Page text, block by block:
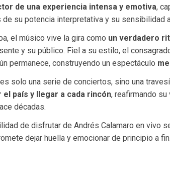
de una experiencia intensa y emotiva,
de su potencia interpretativa y su sensibilidad
el músico vive la gira como un verdadero
y su público. Fiel a su estilo, el
permanece, construyendo un espectáculo
es solo una serie de conciertos, sino una
país y llegar a cada rincón, reafirmando
décadas.
de disfrutar de Andrés Calamaro en vivo
dejar huella y emocionar de principio a fin.